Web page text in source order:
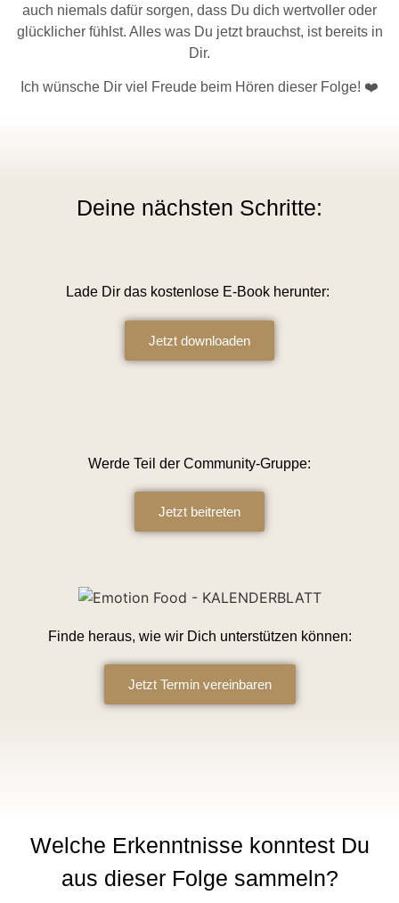
auch niemals dafür sorgen, dass Du dich wertvoller oder
glücklicher fühlst. Alles was Du jetzt brauchst, ist bereits in
Dir.
Ich wünsche Dir viel Freude beim Hören dieser Folge! ❤️
Deine nächsten Schritte:
Lade Dir das kostenlose E-Book herunter:
Jetzt downloaden
Werde Teil der Community-Gruppe:
Jetzt beitreten
Finde heraus, wie wir Dich unterstützen können:
Jetzt Termin vereinbaren
Welche Erkenntnisse konntest Du
aus dieser Folge sammeln?